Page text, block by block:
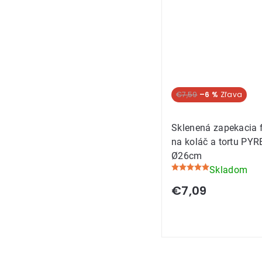
€7,59 –6 %
Sklenená zapekacia
na koláč a tortu
Ø26cm
Priemerné
hodnotenie
Skladom
€7,09